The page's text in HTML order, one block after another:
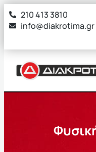
στο
περιεχόμενο
210 413 3810
info@diakrotima.gr